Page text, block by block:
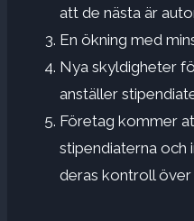
att de nästa är
En ökning med
Nya skyldigheter
anställer
Företag kommer
stipendiaterna och
deras kontroll